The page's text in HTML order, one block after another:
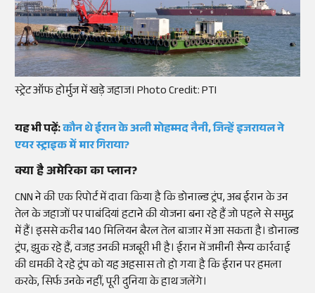
स्ट्रेट ऑफ होर्मुज में खड़े जहाज। Photo Credit: PTI
यह भी पढ़ें:कौन थे ईरान के अली मोहम्मद नैनी, जिन्हें इजरायल ने
एयर स्ट्राइक में मार गिराया?
क्या है अमेरिका का प्लान?
CNN ने की एक रिपोर्ट में दावा किया है कि डोनाल्ड ट्रंप, अब ईरान के उन
तेल के जहाजों पर पाबंदियां हटाने की योजना बना रहे हैं जो पहले से समुद्र
में हैं। इससे करीब 140 मिलियन बैरल तेल बाजार में आ सकता है। डोनाल्ड
ट्रंप, झुक रहे हैं, वजह उनकी मजबूरी भी है। ईरान में जमीनी सैन्य कार्रवाई
की धमकी दे रहे ट्रंप को यह अहसास तो हो गया है कि ईरान पर हमला
करके, सिर्फ उनके नहीं, पूरी दुनिया के हाथ जलेंगे।